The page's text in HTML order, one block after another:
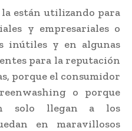
están utilizando para
y empresariales o
inútiles y en algunas
para la reputación
porque el consumidor
o porque
solo llegan a los
en maravillosos